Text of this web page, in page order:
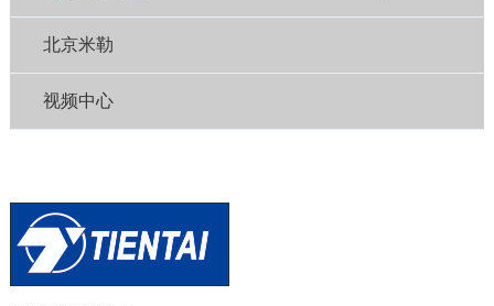
北京米勒
视频中心